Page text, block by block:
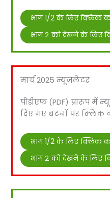
भाग 1/2 के लिए क्लिक
भाग २ को देखने के लिए
मार्च 2025 न्यूजलेटर
पीडीएफ (PDF) प्रारूप
दिए गए बटनों पर क्लिक
भाग 1/2 के लिए क्लिक
भाग २ को देखने के लिए